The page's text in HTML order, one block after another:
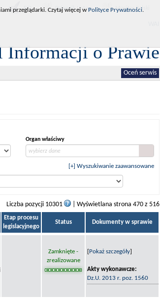
RCL Dziennik Ustaw Monitor Polski
Informacji o Prawie
Oceń serwis
Organ właściwy
wybierz dane
[+] Wyszukiwanie zaawansowane
Liczba pozycji 10301 | Wyświetlana strona 470 z 516
Etap procesu
legislacyjnego
Status Dokumenty w sprawie
Zamknięte -
zrealizowane
Pokaż szczegóły
Akty wykonawcze:
Dz.U. 2013 r. poz. 1560
przeglądarki. Czytaj więcej w Polityce Prywatności.